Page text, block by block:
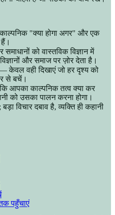
"क्या होगा अगर" और एक
को वास्तविक विज्ञान में
और समाज पर ज़ोर देता है।
केवल वही दिखाएं जो हर दृश्य को
से बचें।
आपका काल्पनिक तत्व क्या कर
को उसका पालन करना होगा।
विचार दबाव है, व्यक्ति ही कहानी
पहुँचाएं